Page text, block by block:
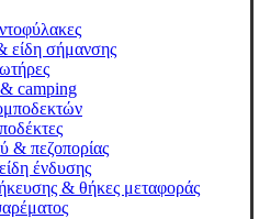
είδη σήμανσης
camping
& πεζοπορίας
ένδυσης
& θήκες μεταφοράς